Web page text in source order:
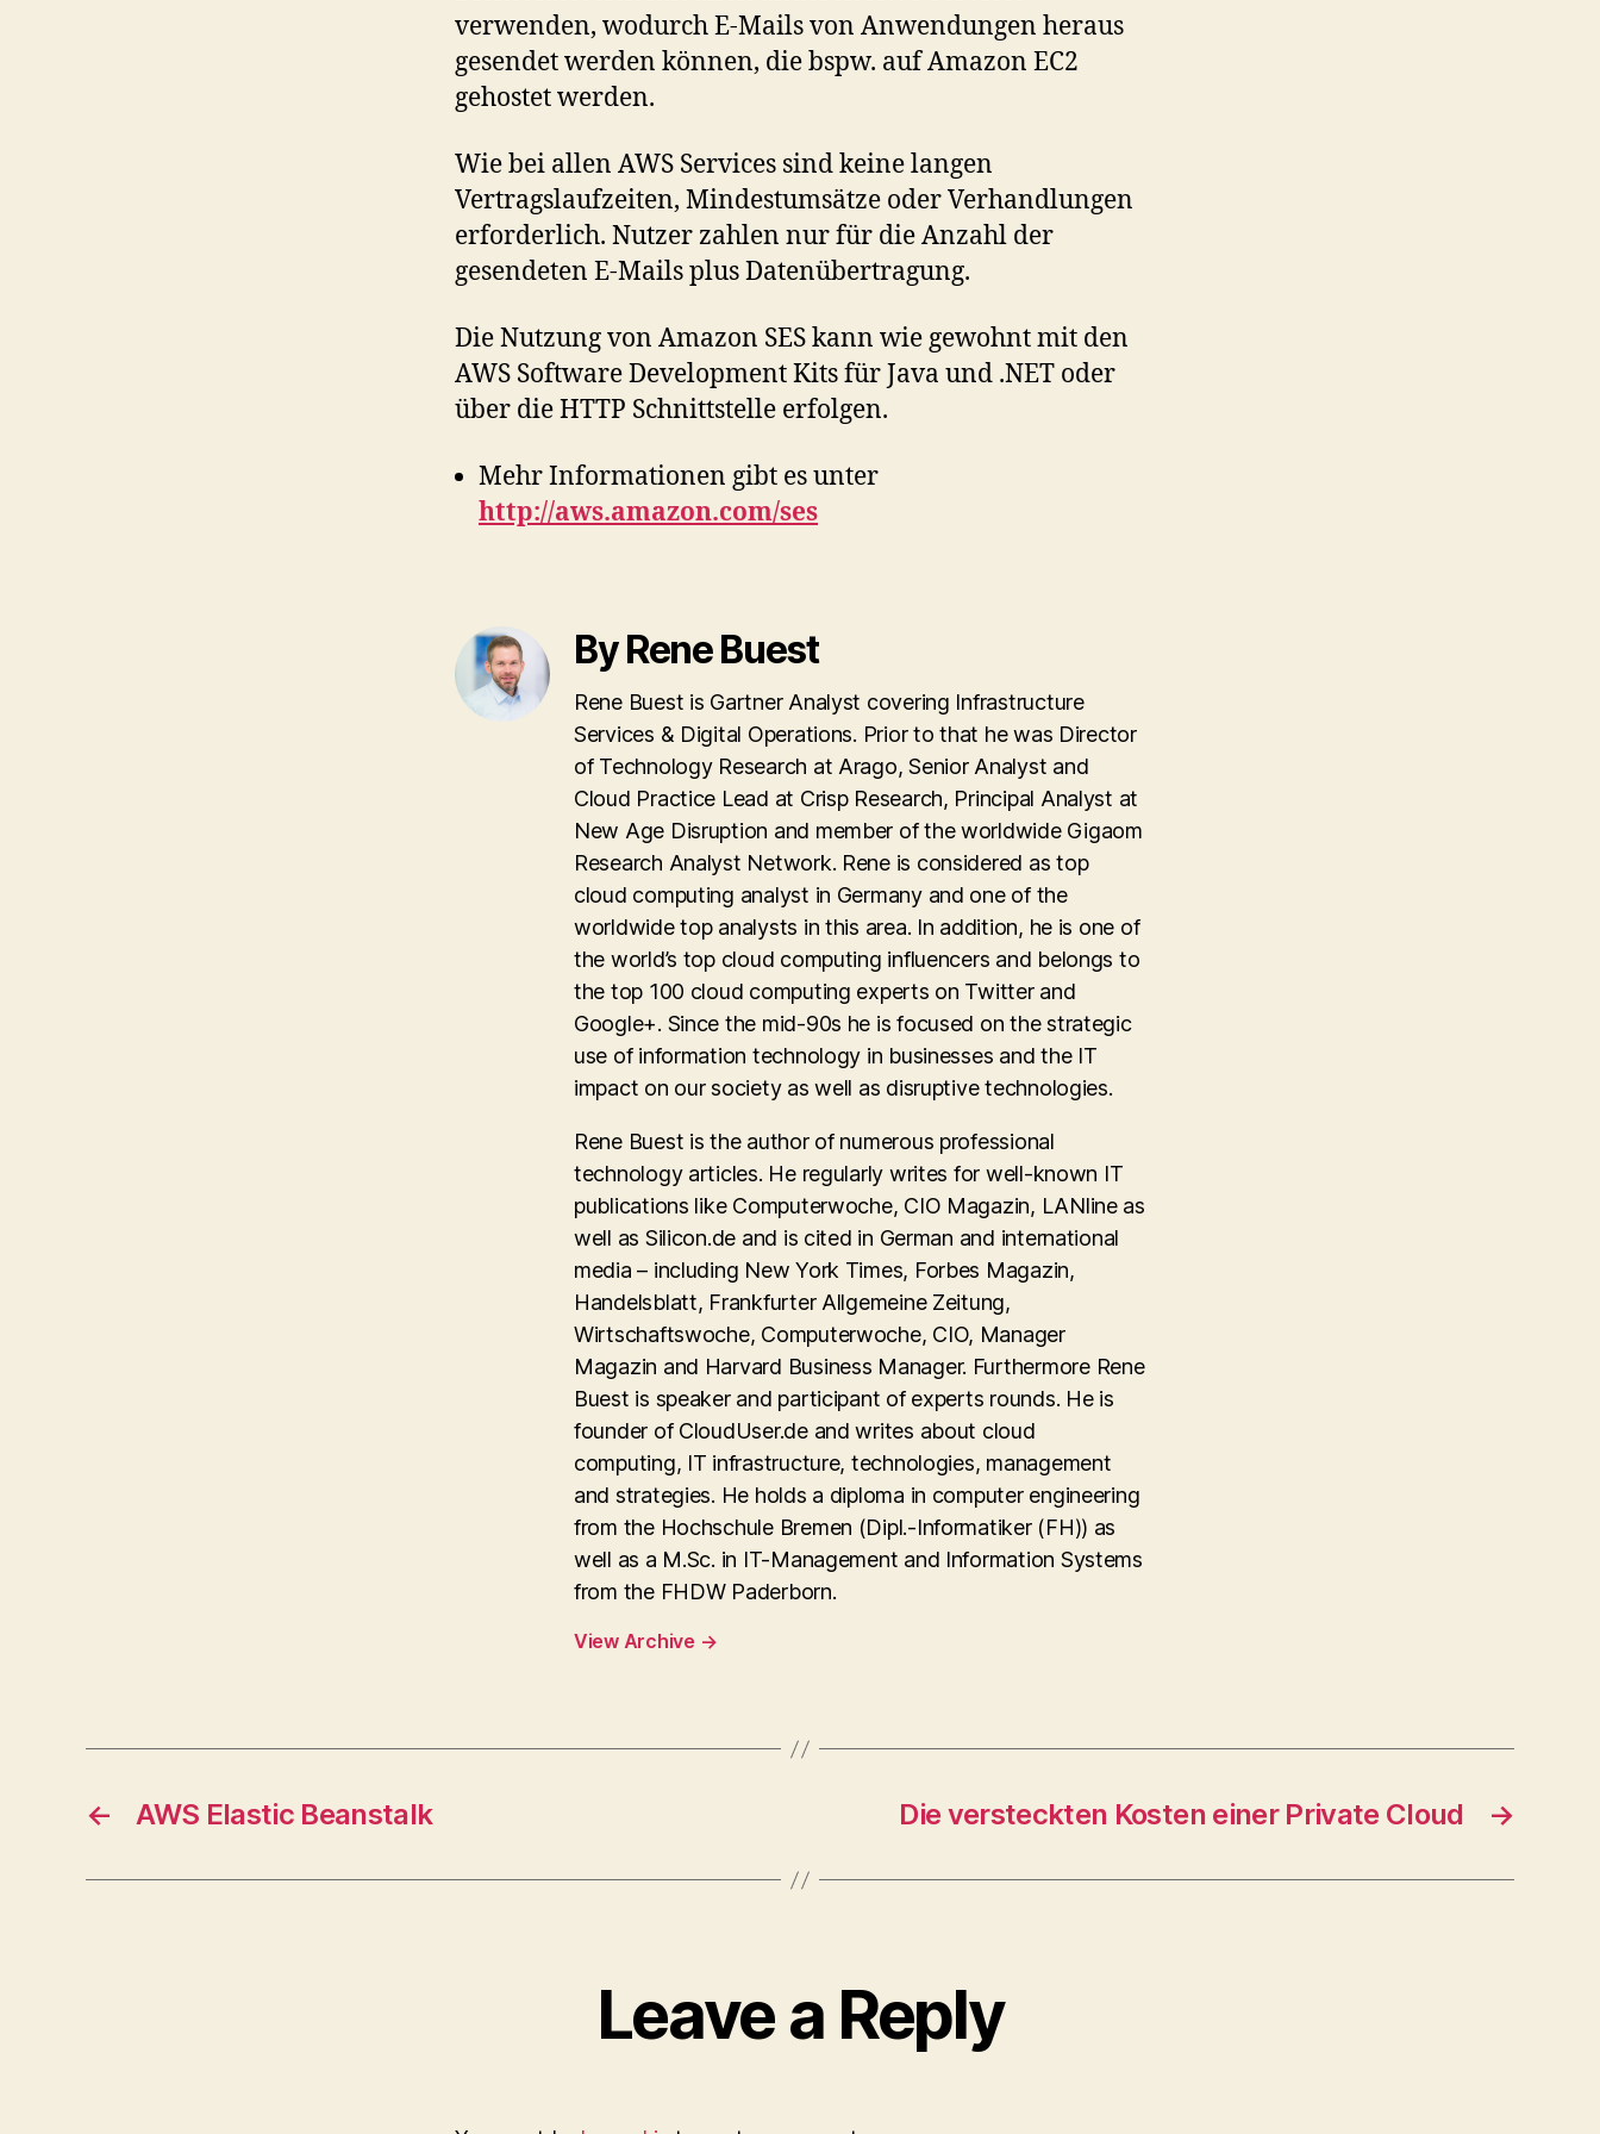
verwenden, wodurch E-Mails von Anwendungen heraus
gesendet werden können, die bspw. auf Amazon EC2
gehostet werden.
Wie bei allen AWS Services sind keine langen
Vertragslaufzeiten, Mindestumsätze oder Verhandlungen
erforderlich. Nutzer zahlen nur für die Anzahl der
gesendeten E-Mails plus Datenübertragung.
Die Nutzung von Amazon SES kann wie gewohnt mit den
AWS Software Development Kits für Java und .NET oder
über die HTTP Schnittstelle erfolgen.
Mehr Informationen gibt es unter
http://aws.amazon.com/ses
By Rene Buest
Rene Buest is Gartner Analyst covering Infrastructure
Services & Digital Operations. Prior to that he was Director
of Technology Research at Arago, Senior Analyst and
Cloud Practice Lead at Crisp Research, Principal Analyst at
New Age Disruption and member of the worldwide Gigaom
Research Analyst Network. Rene is considered as top
cloud computing analyst in Germany and one of the
worldwide top analysts in this area. In addition, he is one of
the world’s top cloud computing influencers and belongs to
the top 100 cloud computing experts on Twitter and
Google+. Since the mid-90s he is focused on the strategic
use of information technology in businesses and the IT
impact on our society as well as disruptive technologies.
Rene Buest is the author of numerous professional
technology articles. He regularly writes for well-known IT
publications like Computerwoche, CIO Magazin, LANline as
well as Silicon.de and is cited in German and international
media – including New York Times, Forbes Magazin,
Handelsblatt, Frankfurter Allgemeine Zeitung,
Wirtschaftswoche, Computerwoche, CIO, Manager
Magazin and Harvard Business Manager. Furthermore Rene
Buest is speaker and participant of experts rounds. He is
founder of CloudUser.de and writes about cloud
computing, IT infrastructure, technologies, management
and strategies. He holds a diploma in computer engineering
from the Hochschule Bremen (Dipl.-Informatiker (FH)) as
well as a M.Sc. in IT-Management and Information Systems
from the FHDW Paderborn.
View Archive →
← AWS Elastic Beanstalk →
Die versteckten Kosten einer Private Cloud
Leave a Reply